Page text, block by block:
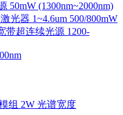
50mW (1300nm~2000nm)
光器 1~4.6um 500/800mW
带超连续光源 1200-
组 2W 光谱宽度